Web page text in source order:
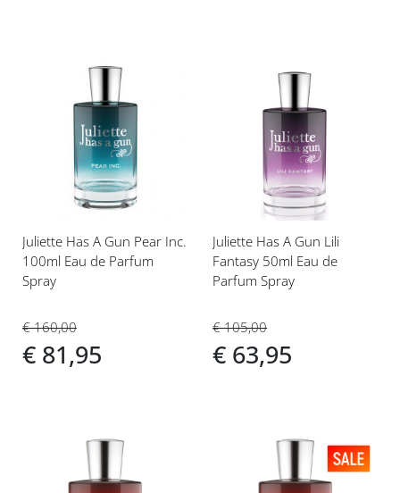
verlanglijst
Juliette Has A Gun Pear Inc.
100ml Eau de Parfum
Spray
€ 160,00
€ 81,95
verlanglijst
Juliette Has A Gun Lili
Fantasy 50ml Eau de
Parfum Spray
€ 105,00
€ 63,95
Voeg
Voeg